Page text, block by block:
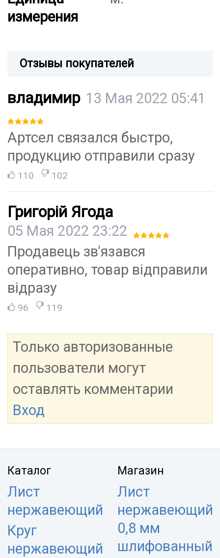
измерения
Отзывы покупателей
владимир 13 Мая 2022 05:41
Артсел связался быстро,
продукцию отправили сразу
110 102
Григорій Ягода
05 Мая 2022 23:22
Продавець зв'язався
оперативно, товар відправили
відразу
96 119
Только авторизованные
пользователи могут
оставлять комментарии
Вход
Каталог
Лист
нержавеющий
Круг
нержавеющий
Магазин
Лист
нержавеющий
0,8 мм
шлифованный